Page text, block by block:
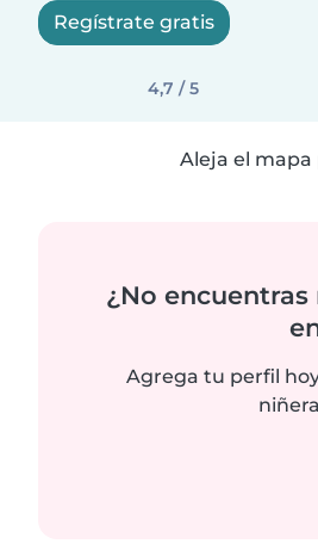
Regístrate gratis
4,7 / 5
Aleja el
¿No
Agrega tu perfil